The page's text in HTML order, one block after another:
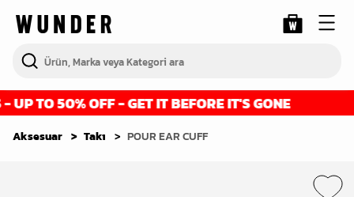
TO 50% OFF - GET IT BEFORE IT'S GONE
Aksesuar Takı POUR EAR CUFF